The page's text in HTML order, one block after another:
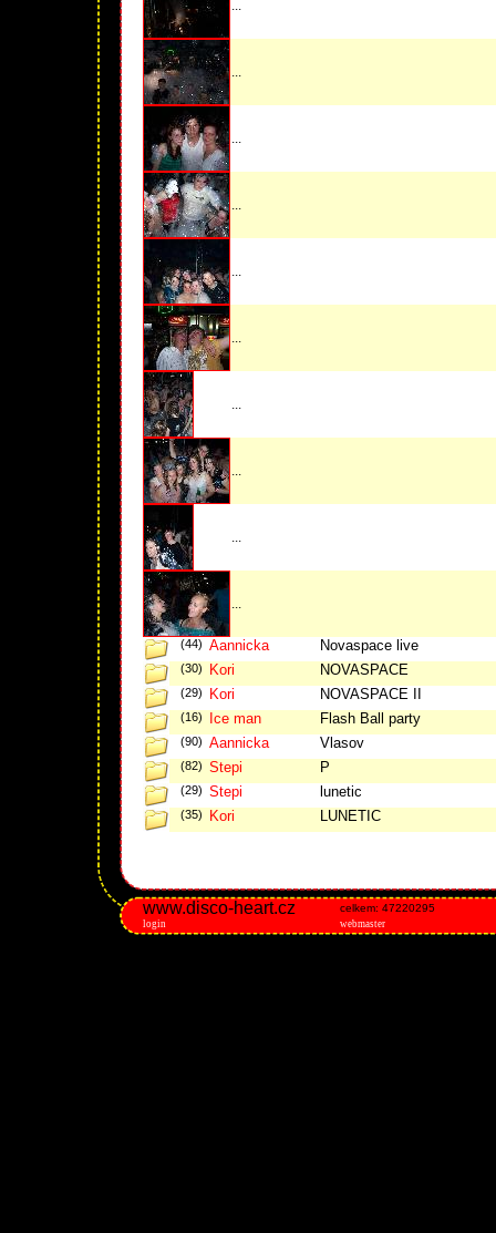
...
...
...
...
...
...
...
...
...
...
(44) Aannicka Novaspace live
(30) Kori NOVASPACE
(29) Kori NOVASPACE II
(16) Ice man Flash Ball party
(90) Aannicka Vlasov
(82) Stepi P
(29) Stepi lunetic
(35) Kori LUNETIC
www.disco-heart.cz celkem: 47220295
login webmaster